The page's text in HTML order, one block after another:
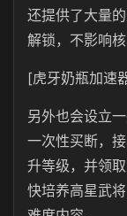
还提供了大量
解锁，不影响核
[虎牙奶瓶加速
另外也会设立
一次性买断，
升等级，并领
快培养高星武